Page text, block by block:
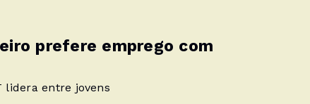
prefere emprego com
lidera entre jovens